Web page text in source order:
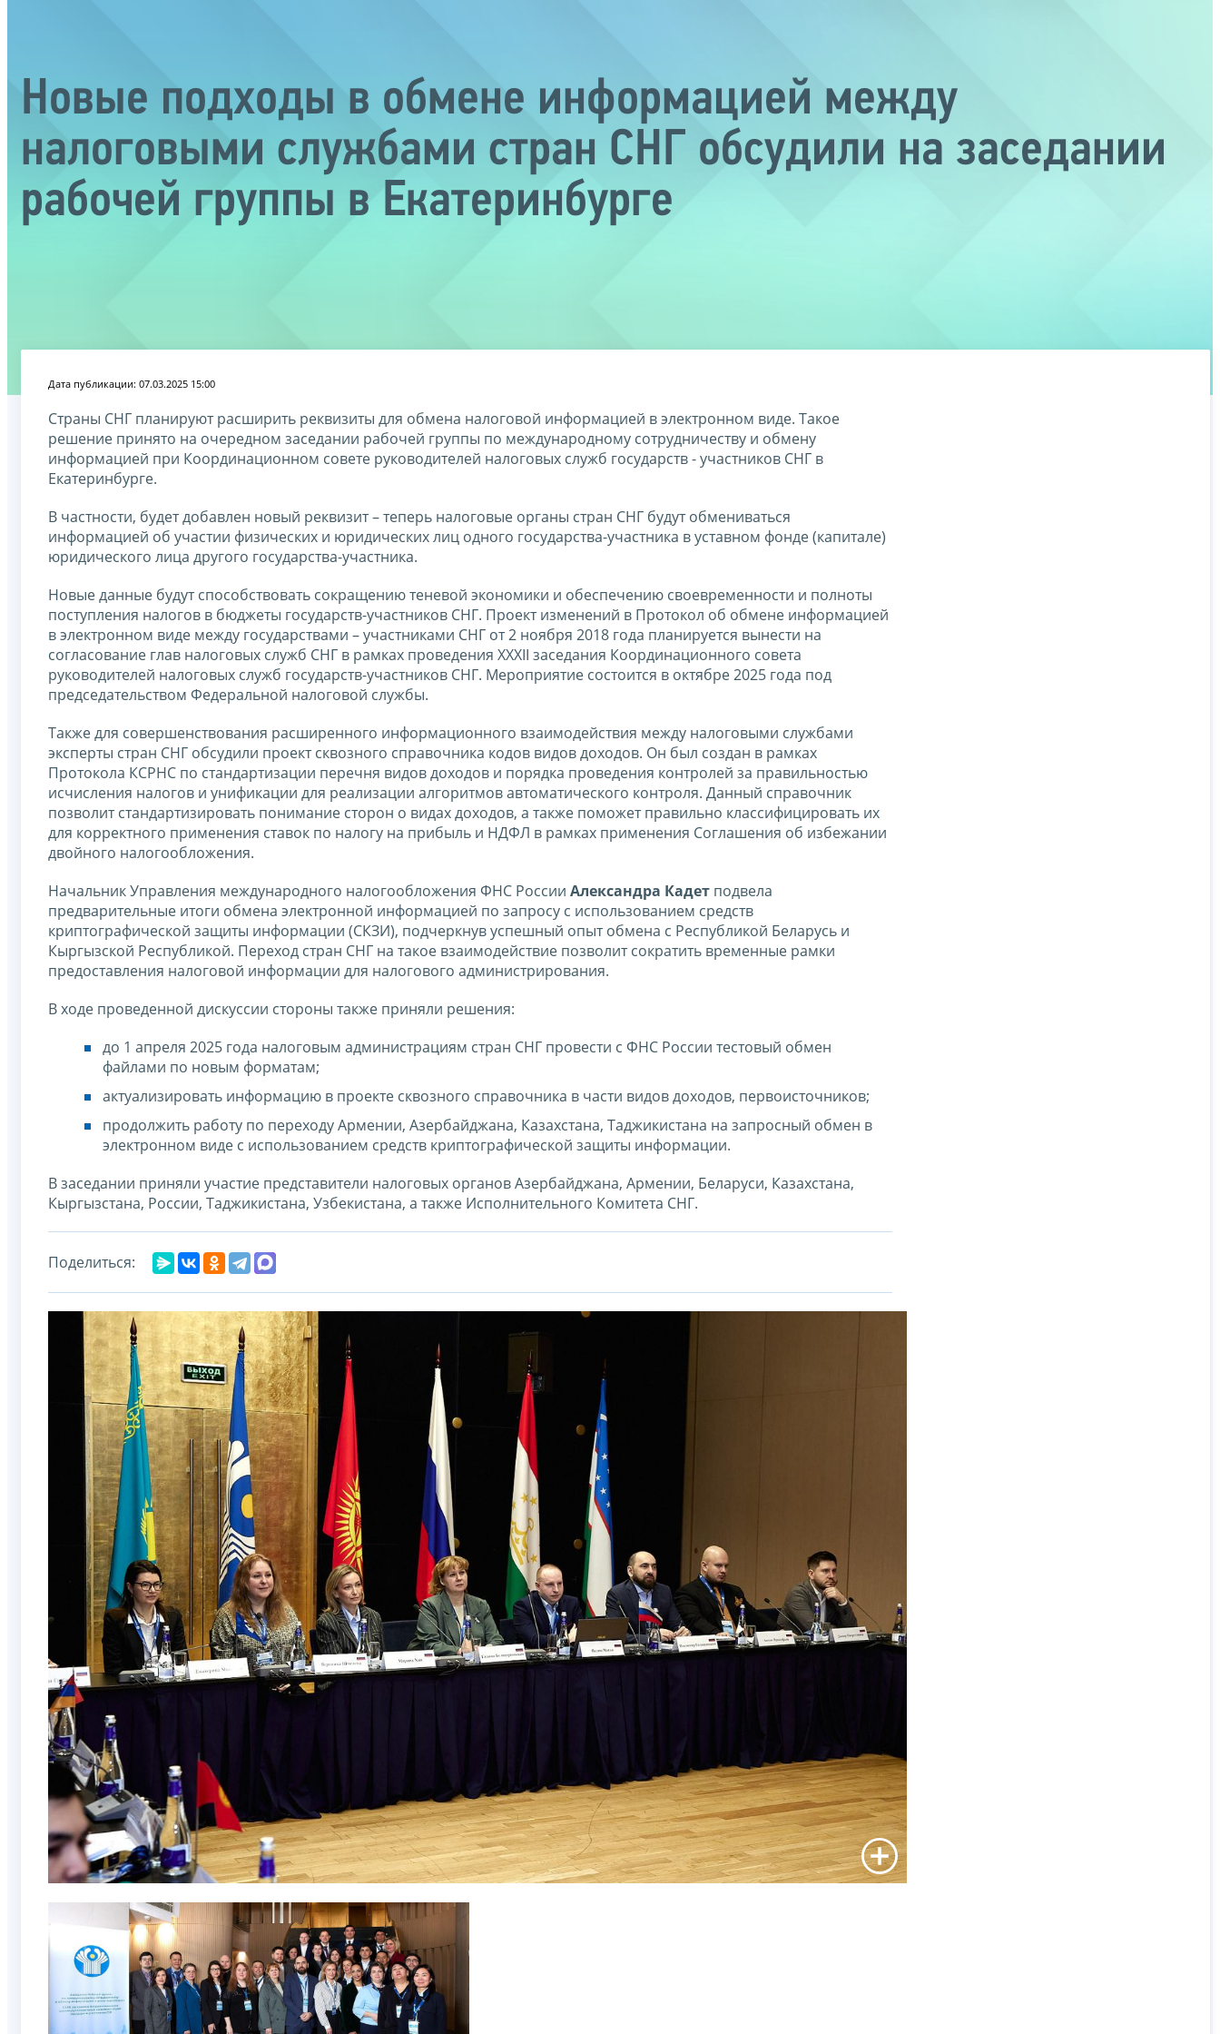
Новые подходы в обмене информацией между
налоговыми службами стран СНГ обсудили на заседании
рабочей группы в Екатеринбурге
Дата публикации: 07.03.2025 15:00
Страны СНГ планируют расширить реквизиты для обмена налоговой информацией в электронном виде. Такое
решение принято на очередном заседании рабочей группы по международному сотрудничеству и обмену
информацией при Координационном совете руководителей налоговых служб государств - участников СНГ в
Екатеринбурге.
В частности, будет добавлен новый реквизит – теперь налоговые органы стран СНГ будут обмениваться
информацией об участии физических и юридических лиц одного государства-участника в уставном фонде (капитале)
юридического лица другого государства-участника.
Новые данные будут способствовать сокращению теневой экономики и обеспечению своевременности и полноты
поступления налогов в бюджеты государств-участников СНГ. Проект изменений в Протокол об обмене информацией
в электронном виде между государствами – участниками СНГ от 2 ноября 2018 года планируется вынести на
согласование глав налоговых служб СНГ в рамках проведения XXXII заседания Координационного совета
руководителей налоговых служб государств-участников СНГ. Мероприятие состоится в октябре 2025 года под
председательством Федеральной налоговой службы.
Также для совершенствования расширенного информационного взаимодействия между налоговыми службами
эксперты стран СНГ обсудили проект сквозного справочника кодов видов доходов. Он был создан в рамках
Протокола КСРНС по стандартизации перечня видов доходов и порядка проведения контролей за правильностью
исчисления налогов и унификации для реализации алгоритмов автоматического контроля. Данный справочник
позволит стандартизировать понимание сторон о видах доходов, а также поможет правильно классифицировать их
для корректного применения ставок по налогу на прибыль и НДФЛ в рамках применения Соглашения об избежании
двойного налогообложения.
Начальник Управления международного налогообложения ФНС России Александра Кадет подвела
предварительные итоги обмена электронной информацией по запросу с использованием средств
криптографической защиты информации (СКЗИ), подчеркнув успешный опыт обмена с Республикой Беларусь и
Кыргызской Республикой. Переход стран СНГ на такое взаимодействие позволит сократить временные рамки
предоставления налоговой информации для налогового администрирования.
В ходе проведенной дискуссии стороны также приняли решения:
до 1 апреля 2025 года налоговым администрациям стран СНГ провести с ФНС России тестовый обмен
файлами по новым форматам;
актуализировать информацию в проекте сквозного справочника в части видов доходов, первоисточников;
продолжить работу по переходу Армении, Азербайджана, Казахстана, Таджикистана на запросный обмен в
электронном виде с использованием средств криптографической защиты информации.
В заседании приняли участие представители налоговых органов Азербайджана, Армении, Беларуси, Казахстана,
Кыргызстана, России, Таджикистана, Узбекистана, а также Исполнительного Комитета СНГ.
Поделиться: